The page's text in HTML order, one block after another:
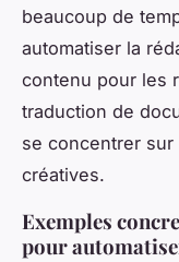
beaucoup de
automatiser la
contenu pour les
traduction de
se concentrer
créatives.
Exemples
pour